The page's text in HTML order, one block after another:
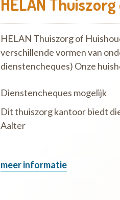
HELAN Thuiszorg of
verschillende vormen van
dienstencheques) Onze
Dienstencheques mogelijk
Dit thuiszorg kantoor biedt
Aalter
meer informatie